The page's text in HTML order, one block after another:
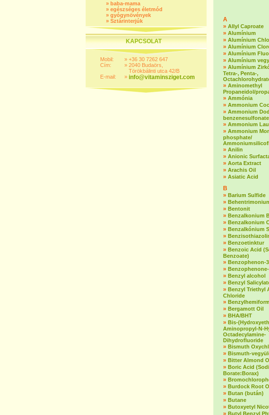
» baba-mama
» egészséges életmód
» gyógynövények
» Sztárinterjúk
KAPCSOLAT
Mobil:
Cím:
E-mail:
»
»
»
+36 30 7262 647
2040 Budaörs,
Törökbálinti utca 42/B
info@vitaminsziget.com
A
» Allyl Caproate
» Alumínium
» Alumínium
» Alumínium
» Alumínium
» Alumínium
» Alumínium
Tetra-, Penta-,
» Aminomethyl
Propaneidol/
» Ammónia
» Ammonium
» Ammonium
benzenesulfonate
» Ammonium
» Ammonium
phosphate/
» Anilin
» Anionic
» Aorta Extract
» Arachis Oil
» Asiatic Acid
B
» Barium Sulfide
»
» Bentonit
» Benzalkonium
» Benzalkonium
» Benzalkónium
»
» Benzoetinktur
» Benzoic Acid
Benzoate)
» Benzophenon-3
»
» Benzyl alcohol
» Benzyl
» Benzyl Triethyl
Chloride
»
» Bergamott Oil
» BHA/BHT
» Bis-
Aminopropyl-N-
Octadecylamine-
Dihydrofluoride
» Bismuth
» Bismuth-
» Bitter Almond
» Boric Acid
Borate:Borax)
»
» Burdock Root
» Butan (bután)
» Butane
» Butoxyetyl
» Butyl Benzyl